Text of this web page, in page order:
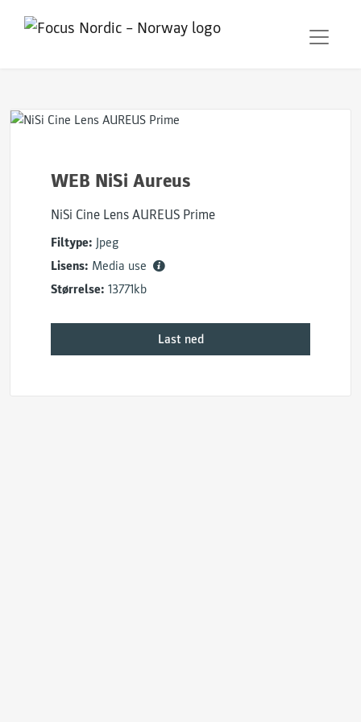
WEB NiSi Aureus
NiSi Cine Lens AUREUS Prime
Filtype: Jpeg
Lisens: Media use
Størrelse: 13771kb
Last ned